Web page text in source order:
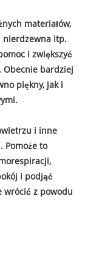
materiałów,
nierdzewna itp.
i zwiększyć
Obecnie bardziej
piękny, jak i
i inne
Pomoże to
i podjąć
wrócić z powodu